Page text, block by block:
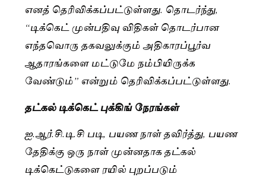
எனத் தெரிவிக்கப்பட்டுள்ளது. தொடர்ந்து,
“டிக்கெட் முன்பதிவு விதிகள் தொடர்பான
எந்தவொரு தகவலுக்கும் அதிகாரப்பூர்வ
ஆதாரங்களை மட்டுமே நம்பியிருக்க
வேண்டும்” என்றும் தெரிவிக்கப்பட்டுள்ளது.
தட்கல் டிக்கெட் புக்கிங் நேரங்கள்
ஐ.ஆர்.சி.டி.சி படி, பயண நாள் தவிர்த்து, பயண
தேதிக்கு ஒரு நாள் முன்னதாக தட்கல்
டிக்கெட்டுகளை ரயில் புறப்படும்